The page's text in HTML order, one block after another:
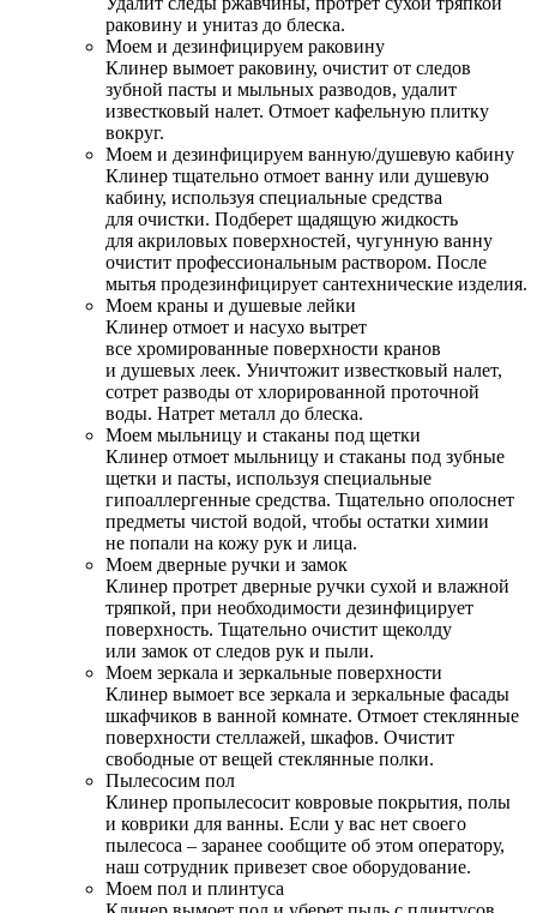
раковину и унитаз до блеска.
Моем и дезинфицируем раковину
Клинер вымоет раковину, очистит от следов
зубной пасты и мыльных разводов, удалит
известковый налет. Отмоет кафельную плитку
вокруг.
Моем и дезинфицируем ванную/душевую кабину
Клинер тщательно отмоет ванну или душевую
кабину, используя специальные средства
для очистки. Подберет щадящую жидкость
для акриловых поверхностей, чугунную ванну
очистит профессиональным раствором. После
мытья продезинфицирует сантехнические изделия.
Моем краны и душевые лейки
Клинер отмоет и насухо вытрет
все хромированные поверхности кранов
и душевых леек. Уничтожит известковый налет,
сотрет разводы от хлорированной проточной
воды. Натрет металл до блеска.
Моем мыльницу и стаканы под щетки
Клинер отмоет мыльницу и стаканы под зубные
щетки и пасты, используя специальные
гипоаллергенные средства. Тщательно ополоснет
предметы чистой водой, чтобы остатки химии
не попали на кожу рук и лица.
Моем дверные ручки и замок
Клинер протрет дверные ручки сухой и влажной
тряпкой, при необходимости дезинфицирует
поверхность. Тщательно очистит щеколду
или замок от следов рук и пыли.
Моем зеркала и зеркальные поверхности
Клинер вымоет все зеркала и зеркальные фасады
шкафчиков в ванной комнате. Отмоет стеклянные
поверхности стеллажей, шкафов. Очистит
свободные от вещей стеклянные полки.
Пылесосим пол
Клинер пропылесосит ковровые покрытия, полы
и коврики для ванны. Если у вас нет своего
пылесоса – заранее сообщите об этом оператору,
наш сотрудник привезет свое оборудование.
Моем пол и плинтуса